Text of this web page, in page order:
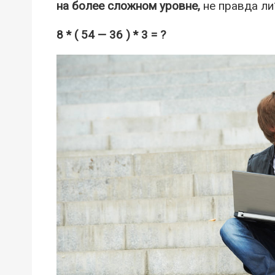
на более сложном уровне, не правда
8 * ( 54 — 36 ) * 3 = ?